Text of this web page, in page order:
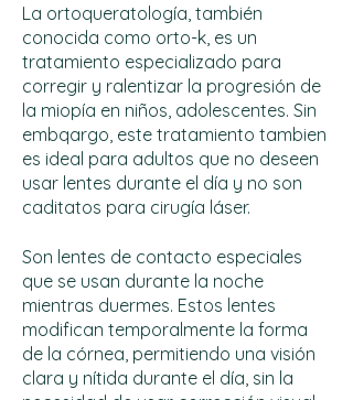
La ortoqueratología, también
conocida como orto-k, es un
tratamiento especializado para
corregir y ralentizar la progresión de
la miopía en niños, adolescentes. Sin
embqargo, este tratamiento tambien
es ideal para adultos que no deseen
usar lentes durante el día y no son
caditatos para cirugía láser.
Son lentes de contacto especiales
que se usan durante la noche
mientras duermes. Estos lentes
modifican temporalmente la forma
de la córnea, permitiendo una visión
clara y nítida durante el día, sin la